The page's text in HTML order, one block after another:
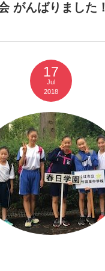
がんばりました！
17
Jul
2018